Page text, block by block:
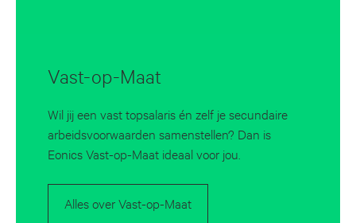
Vast-op-Maat
Wil jij een vast topsalaris én zelf je secundaire
arbeidsvoorwaarden samenstellen? Dan is
Eonics Vast-op-Maat ideaal voor jou.
Alles over Vast-op-Maat